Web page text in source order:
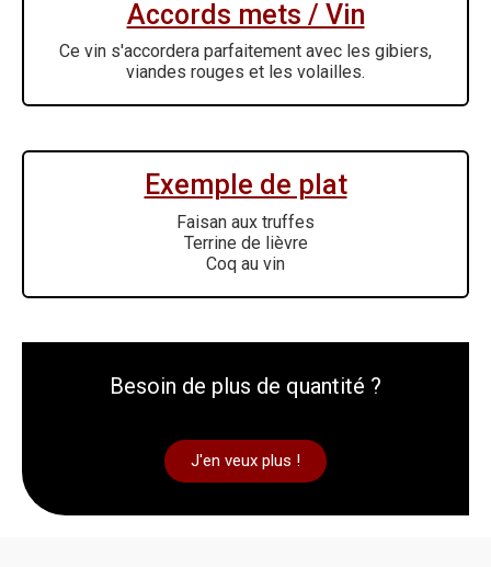
Accords mets / Vin
Ce vin s'accordera parfaitement avec les gibiers,
viandes rouges et les volailles.
Exemple de plat
Faisan aux truffes
Terrine de lièvre
Coq au vin
Besoin de plus de quantité ?
J'en veux plus !